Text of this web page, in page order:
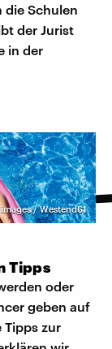
die Schulen
der Jurist
in der
/ Westend61
Tipps
oder
geben auf
Tipps zur